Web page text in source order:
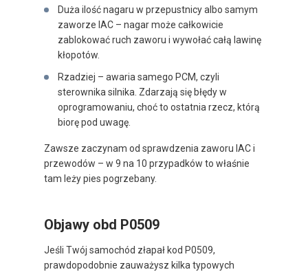
Duża ilość nagaru w przepustnicy albo samym
zaworze IAC – nagar może całkowicie
zablokować ruch zaworu i wywołać całą lawinę
kłopotów.
Rzadziej – awaria samego PCM, czyli
sterownika silnika. Zdarzają się błędy w
oprogramowaniu, choć to ostatnia rzecz, którą
biorę pod uwagę.
Zawsze zaczynam od sprawdzenia zaworu IAC i
przewodów – w 9 na 10 przypadków to właśnie
tam leży pies pogrzebany.
Objawy obd P0509
Jeśli Twój samochód złapał kod P0509,
prawdopodobnie zauważysz kilka typowych